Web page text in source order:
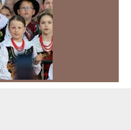
Kraj